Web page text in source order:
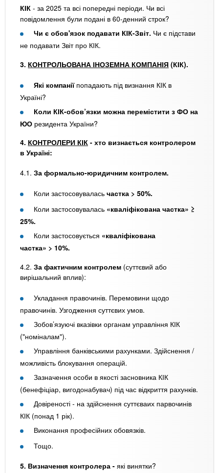
КІК - за 2025 та всі попередні періоди. Чи всі
повідомлення були подані в 60-денний строк?
Чи є обов'язок подавати КІК-Звіт. Чи є підстави
не подавати Звіт про КІК.
3. КОНТРОЛЬОВАНА ІНОЗЕМНА КОМПАНІЯ (КІК).
Які компанії попадають під визнання КІК в
Україні?
Коли КІК-обов’язки можна перемістити з ФО на
ЮО резидента України?
4. КОНТРОЛЕРИ КІК - хто визнається контролером
в Україні:
4.1. За формально-юридичним контролем.
Коли застосовувалась частка > 50%.
Коли застосовувалась «кваліфікована частка» ≥
25%.
Коли застосовується «кваліфікована
частка» > 10%.
4.2. За фактичним контролем (суттєвий або
вирішальний вплив):
Укладання правочинів. Перемовини щодо
правочинів. Узгодження суттєвих умов.
Зобов’язуючі вказівки органам управління КІК
("номіналам").
Управління банківськими рахунками. Здійснення /
можливість блокування операцій.
Зазначення особи в якості засновника КІК
(бенефіціар, вигодонабувач) під час відкриття рахунків.
Довіреності - на здійснення суттєваих парвочинів
КІК (понад 1 рік).
Виконання професійних обовязків.
Тощо.
5. Визначення контролера - які винятки?